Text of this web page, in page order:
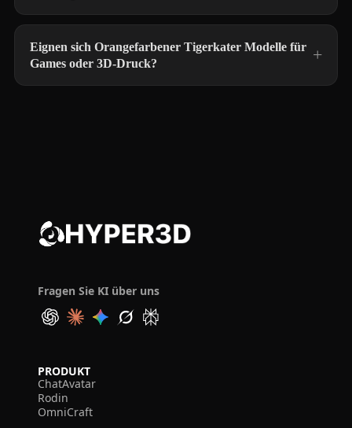
Eignen sich Orangefarbener Tigerkater Modelle für
Games oder 3D-Druck?
Fragen Sie KI über uns
PRODUKT
ChatAvatar
Rodin
OmniCraft